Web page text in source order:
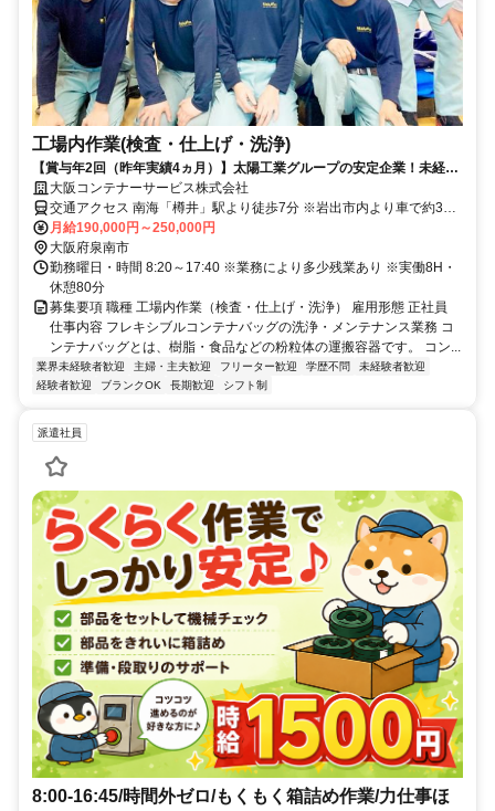
工場内作業(検査・仕上げ・洗浄)
【賞与年2回（昨年実績4ヵ月）】太陽工業グループの安定企業！未経験
から始める工場内作業スタッフ募集
大阪コンテナーサービス株式会社
交通アクセス 南海「樽井」駅より徒歩7分 ※岩出市内より車で約30
分 ※貝塚市・泉佐野市から車で約20分
月給190,000円～250,000円
大阪府泉南市
勤務曜日・時間 8:20～17:40 ※業務により多少残業あり ※実働8H・
休憩80分
募集要項 職種 工場内作業（検査・仕上げ・洗浄） 雇用形態 正社員
仕事内容 フレキシブルコンテナバッグの洗浄・メンテナンス業務 コ
ンテナバッグとは、樹脂・食品などの粉粒体の運搬容器です。 コン...
業界未経験者歓迎 主婦・主夫歓迎 フリーター歓迎 学歴不問
未経験者歓迎
経験者歓迎
ブランクOK 長期歓迎 シフト制
派遣社員
8:00-16:45/時間外ゼロ/もくもく箱詰め作業/力仕事ほ